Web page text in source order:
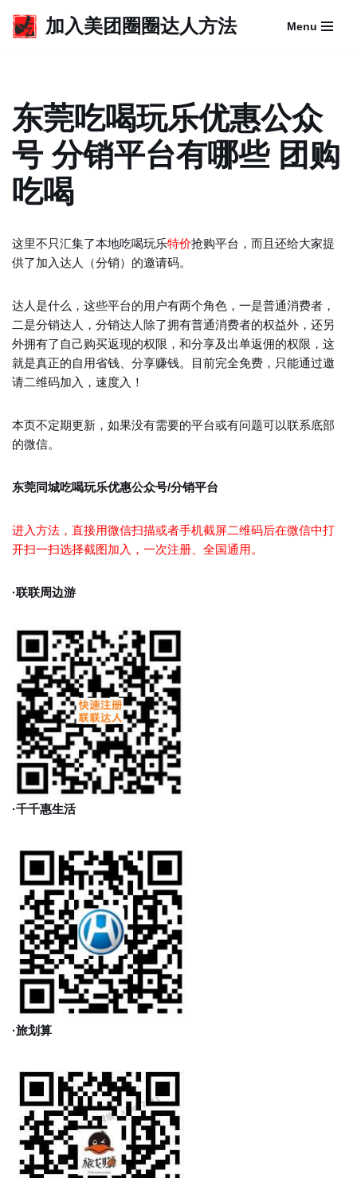
跳
加入美团圈圈达人方法 Menu
东莞吃喝玩乐优惠公众
号 分销平台有哪些 团购
吃喝
这里不只汇集了本地吃喝玩乐特价抢购平台，而且还给大家提
供了加入达人（分销）的邀请码。
达人是什么，这些平台的用户有两个角色，一是普通消费者，
二是分销达人，分销达人除了拥有普通消费者的权益外，还另
外拥有了自己购买返现的权限，和分享及出单返佣的权限，这
就是真正的自用省钱、分享赚钱。目前完全免费，只能通过邀
请二维码加入，速度入！
本页不定期更新，如果没有需要的平台或有问题可以联系底部
的微信。
东莞同城吃喝玩乐优惠公众号/分销平台
进入方法，直接用微信扫描或者手机截屏二维码后在微信中打
开扫一扫选择截图加入，一次注册、全国通用。
·联联周边游
·千千惠生活
·旅划算